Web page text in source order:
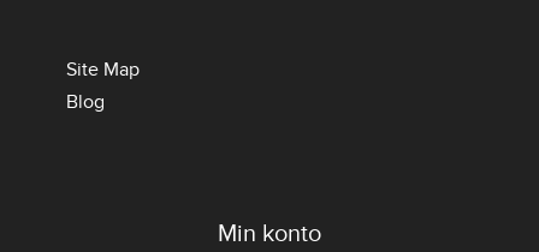
Site Map
Blog
Min konto